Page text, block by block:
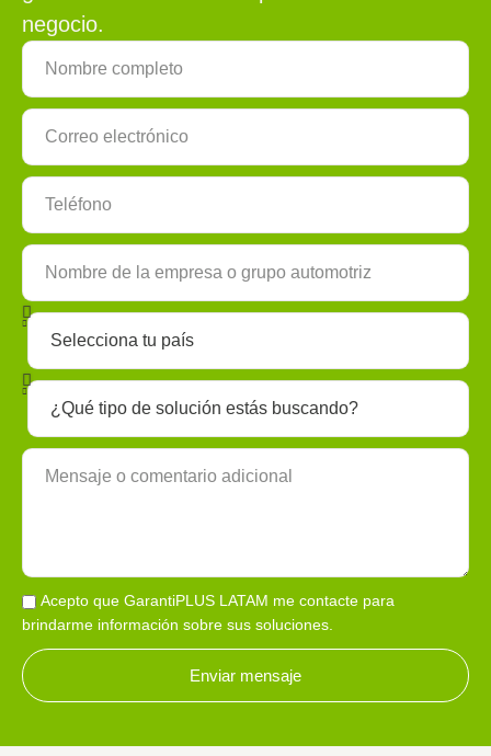
negocio.
Acepto que GarantiPLUS LATAM me contacte para
brindarme información sobre sus soluciones.
Enviar mensaje